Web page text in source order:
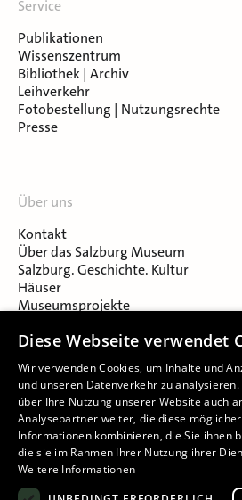
Service
Publikationen
Wissenszentrum
Bibliothek | Archiv
Leihverkehr
Fotobestellung | Nutzungsrechte
Presse
Über uns
Kontakt
Über das Salzburg Museum
Salzburg. Geschichte. Kultur
Häuser
Museumsprojekte
Museumsverein Celtic Heritage
Impressum
Diese Webseite verwendet
Wir verwenden Cookies, um Inhalte und
und unseren Datenverkehr zu
über Ihre Nutzung unserer Website auch
Analysepartner weiter, die diese
Informationen kombinieren, die Sie ihnen
die sie im Rahmen Ihrer Nutzung ihrer
Weitere Informationen